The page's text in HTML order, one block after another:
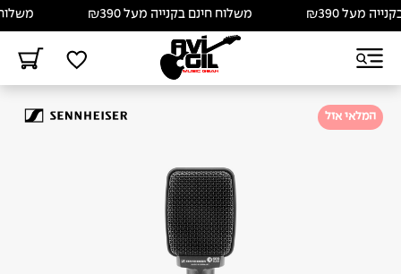
מעל ₪390 משלוח חינם בקנייה מעל ₪390 משלוח
המלאי אזל